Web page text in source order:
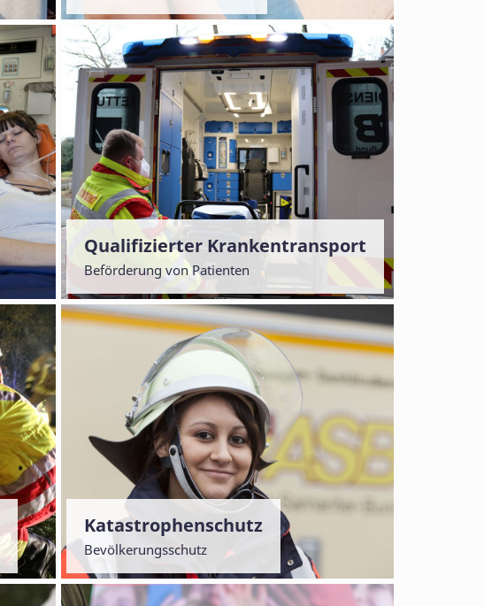
Qualifizierter Krankentransport
Beförderung von Patienten
Katastrophenschutz
Bevölkerungsschutz